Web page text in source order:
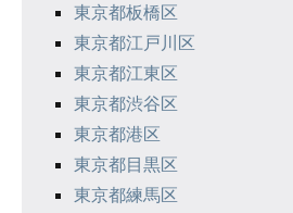
東京都板橋区
東京都江戸川区
東京都江東区
東京都渋谷区
東京都港区
東京都目黒区
東京都練馬区